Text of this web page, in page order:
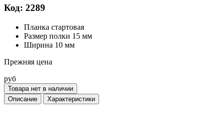
Код: 2289
Планка стартовая
Размер полки 15 мм
Ширина 10 мм
Прежняя цена
руб
Товара нет в наличии
Описание
Характеристики